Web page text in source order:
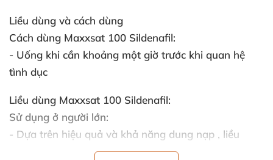
Liều dùng và cách dùng
Cách dùng Maxxsat 100 Sildenafil:
- Uống khi cần khoảng một giờ trước khi quan hệ
tình dục
Liều dùng Maxxsat 100 Sildenafil:
Sử dụng ở người lớn:
- Dựa trên hiệu quả và khả năng dung nạp , liều
được tănglên đến 100mg